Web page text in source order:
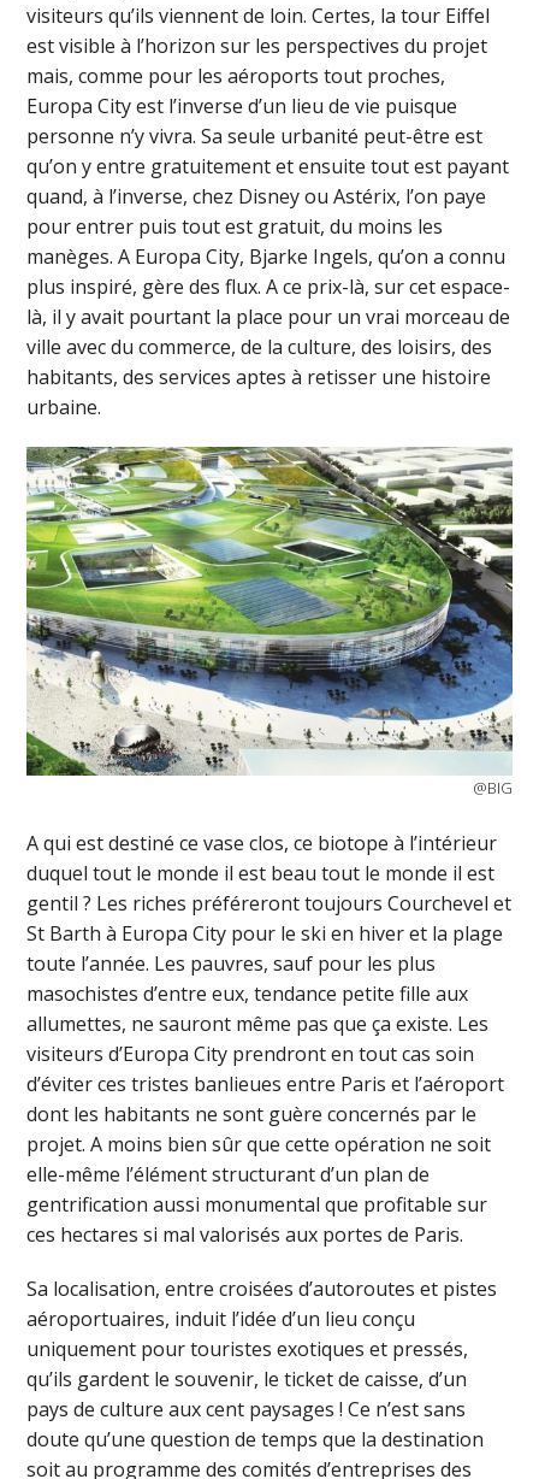
visiteurs qu’ils viennent de loin. Certes, la tour Eiffel
est visible à l’horizon sur les perspectives du projet
mais, comme pour les aéroports tout proches,
Europa City est l’inverse d’un lieu de vie puisque
personne n’y vivra. Sa seule urbanité peut-être est
qu’on y entre gratuitement et ensuite tout est payant
quand, à l’inverse, chez Disney ou Astérix, l’on paye
pour entrer puis tout est gratuit, du moins les
manèges. A Europa City, Bjarke Ingels, qu’on a connu
plus inspiré, gère des flux. A ce prix-là, sur cet espace-
là, il y avait pourtant la place pour un vrai morceau de
ville avec du commerce, de la culture, des loisirs, des
habitants, des services aptes à retisser une histoire
urbaine.
@BIG
A qui est destiné ce vase clos, ce biotope à l’intérieur
duquel tout le monde il est beau tout le monde il est
gentil ? Les riches préféreront toujours Courchevel et
St Barth à Europa City pour le ski en hiver et la plage
toute l’année. Les pauvres, sauf pour les plus
masochistes d’entre eux, tendance petite fille aux
allumettes, ne sauront même pas que ça existe. Les
visiteurs d’Europa City prendront en tout cas soin
d’éviter ces tristes banlieues entre Paris et l’aéroport
dont les habitants ne sont guère concernés par le
projet. A moins bien sûr que cette opération ne soit
elle-même l’élément structurant d’un plan de
gentrification aussi monumental que profitable sur
ces hectares si mal valorisés aux portes de Paris.
Sa localisation, entre croisées d’autoroutes et pistes
aéroportuaires, induit l’idée d’un lieu conçu
uniquement pour touristes exotiques et pressés,
qu’ils gardent le souvenir, le ticket de caisse, d’un
pays de culture aux cent paysages ! Ce n’est sans
doute qu’une question de temps que la destination
soit au programme des comités d’entreprises des